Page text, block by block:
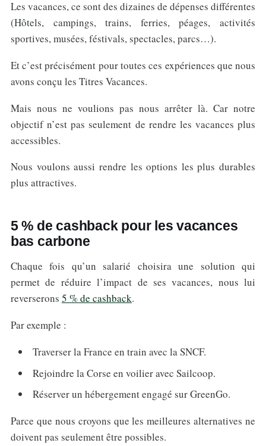
Les vacances, ce sont des dizaines de dépenses différentes
(Hôtels, campings, trains, ferries, péages, activités
sportives, musées, féstivals, spectacles, parcs…).
Et c’est précisément pour toutes ces expériences que nous
avons conçu les Titres Vacances.
Mais nous ne voulions pas nous arrêter là. Car notre
objectif n’est pas seulement de rendre les vacances plus
accessibles.
Nous voulons aussi rendre les options les plus durables
plus attractives.
5 % de cashback pour les vacances
bas carbone
Chaque fois qu’un salarié choisira une solution qui
permet de réduire l’impact de ses vacances, nous lui
reverserons 5 % de cashback.
Par exemple :
Traverser la France en train avec la SNCF.
Rejoindre la Corse en voilier avec Sailcoop.
Réserver un hébergement engagé sur GreenGo.
Parce que nous croyons que les meilleures alternatives ne
doivent pas seulement être possibles.